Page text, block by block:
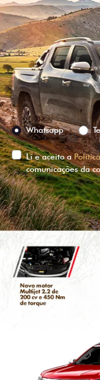
Versão escolhida
Preferência de contato:
Whatsapp
Li e aceito a
comunicações da
VISUALIZE
VEÍCULO
360°